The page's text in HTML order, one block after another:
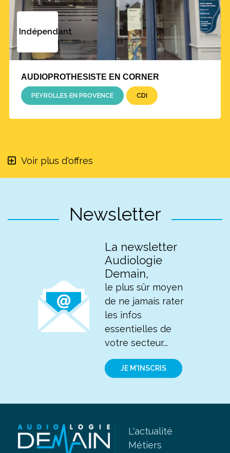
Indépendant
AUDIOPROTHESISTE EN CORNER
PEYROLLES EN PROVENCE CDI
Voir plus d'offres
Newsletter
La newsletter
Audiologie
Demain,
le plus sûr moyen
de ne jamais rater
les infos
essentielles de
votre secteur...
JE M'INSCRIS
L'actualité
Métiers